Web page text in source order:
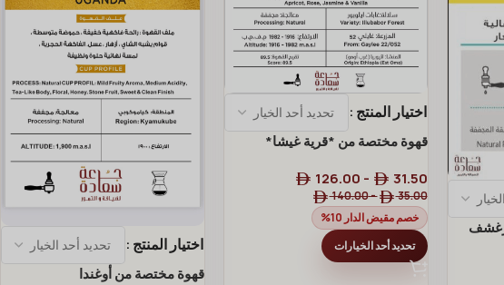
اختيار المنتج
قهوة مختصة من *قرية غيشا*
35.00
-
140.00
31.50
-
126.00
خصم مقيض الدار 10%
تحديد أحد الخيارات
اختيار المنتج
قهوة مختصة من أوغندا